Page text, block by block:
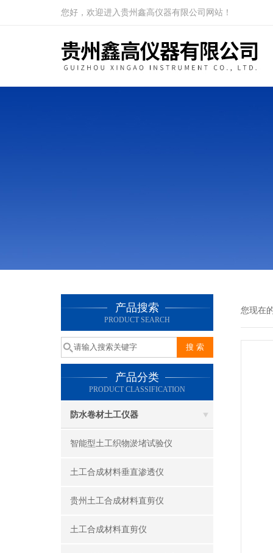
您好，欢迎进入贵州鑫高仪器有限公司网站！
产品搜索
PRODUCT SEARCH
产品分类
PRODUCT CLASSIFICATION
防水卷材土工仪器
智能型土工织物淤堵试验仪
土工合成材料垂直渗透仪
贵州土工合成材料直剪仪
土工合成材料直剪仪
您现在